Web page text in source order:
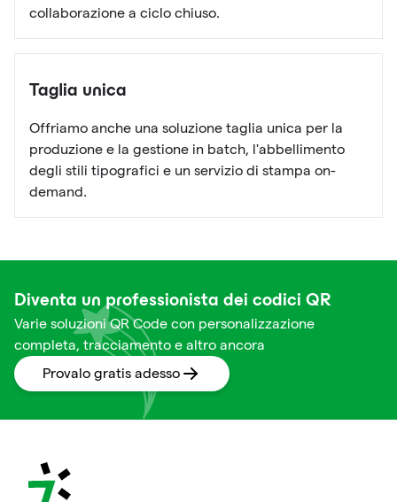
collaborazione a ciclo chiuso.
Taglia unica
Offriamo anche una soluzione taglia unica per la
produzione e la gestione in batch, l'abbellimento
degli stili tipografici e un servizio di stampa on-
demand.
Diventa un professionista dei codici QR
Varie soluzioni QR Code con personalizzazione
completa, tracciamento e altro ancora
Provalo gratis adesso